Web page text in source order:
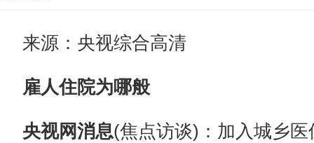
来源：央视综合高清
雇人住院为哪般
央视网消息(焦点访谈)：加入城乡